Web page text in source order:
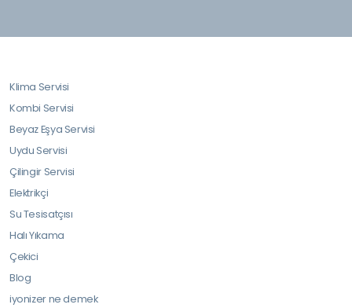
Klima Servisi
Kombi Servisi
Beyaz Eşya Servisi
Uydu Servisi
Çilingir Servisi
Elektrikçi
Su Tesisatçısı
Halı Yıkama
Çekici
Blog
iyonizer ne demek